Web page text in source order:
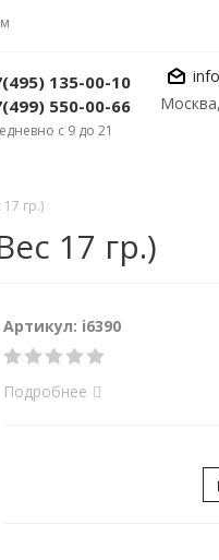
135-00-10
550-00-66
с 9 до 21
гр.)
17 гр.)
Артикул: i6390
Подробнее